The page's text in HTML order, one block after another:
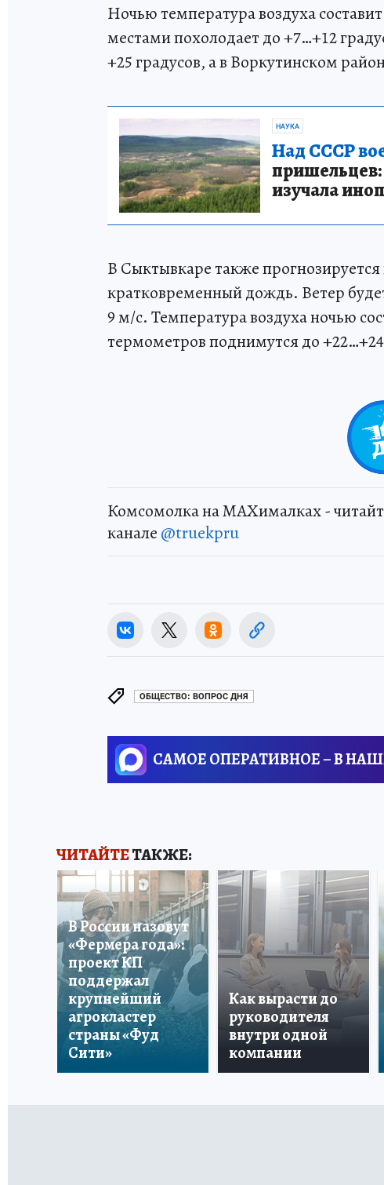
Ночью температура воздуха
местами похолодает до +7…+12
+25 градусов, а в Воркутинском
НАУКА
Над СССР
пришельцев:
изучала
В Сыктывкаре также
кратковременный дождь. Ветер
9 м/с. Температура воздуха ночью
термометров поднимутся до
Комсомолка на MAXималках -
канале @truekpru
ОБЩЕСТВО: ВОПРОС ДНЯ
САМОЕ ОПЕРАТИВНОЕ – В
ЧИТАЙТЕТАКЖЕ:
В России назовут
«Фермера года»:
проект КП
поддержал
крупнейший
агрокластер
страны «Фуд
Сити»
Как вырасти до
руководителя
внутри одной
компании